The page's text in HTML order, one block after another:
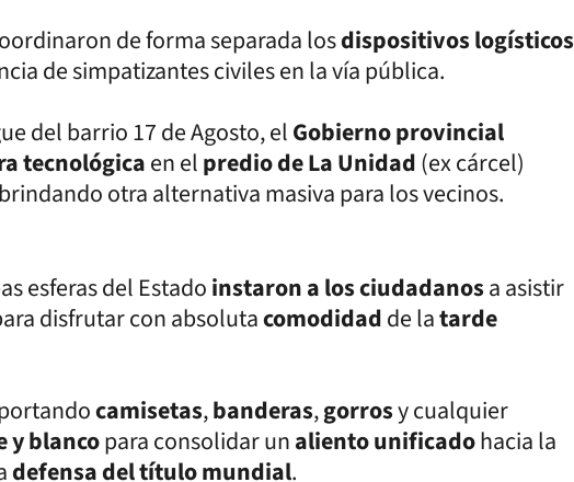
de forma separada losdispositivos logísticos
de simpatizantes civiles en la vía pública.
del barrio 17 de Agosto, elGobierno provincial
tecnológicaen elpredio de La Unidad(ex cárcel)
otra alternativa masiva para los vecinos.
esferas del Estadoinstaron a los ciudadanosa asistir
disfrutar con absolutacomodidadde latarde
camisetas,banderas,gorrosy cualquier
y blancopara consolidar unaliento unificadohacia la
defensa del título mundial.